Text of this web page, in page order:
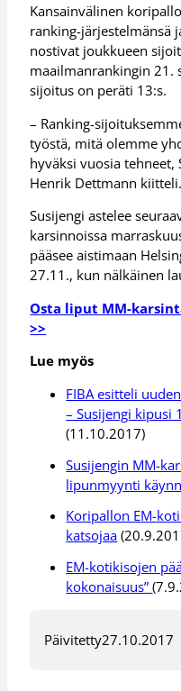
Kansainvälinen
ranking-järjestelmänsä
nostivat joukkueen
maailmanrankingin 21.
sijoitus on peräti 13:s.
– Ranking-
työstä, mitä olemme
hyväksi vuosia tehneet,
Henrik Dettmann kiitteli.
Susijengi astelee
karsinnoissa
pääsee aistimaan
27.11., kun nälkäinen
Osta liput MM-
>>
Lue myös
FIBA esitteli
– Susijengi kipusi
(11.10.2017)
Susijengin MM-
lipunmyynti
Koripallon EM-
katsojaa
EM-kotikisojen
kokonaisuus”
Päivitetty27.10.2017